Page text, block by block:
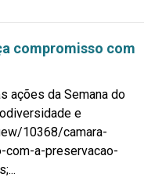
compromisso com
ações da Semana do
e
10368/camara-
a-preservacao-